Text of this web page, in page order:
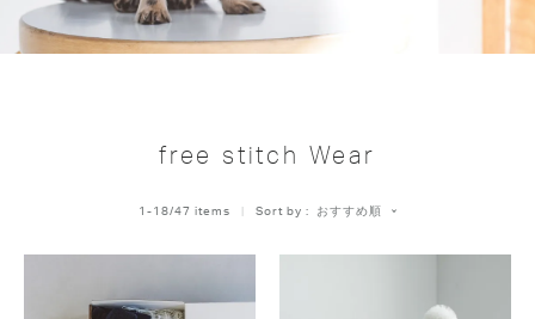
free stitch Wear
1 - 18/47 items Sort by おすすめ順